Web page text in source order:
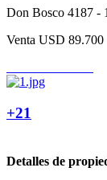
Don Bosco 4187 -
Venta USD 89.700
+21
Detalles de